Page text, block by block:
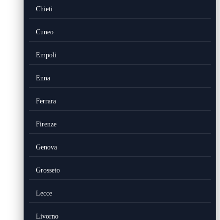
Chieti
Cuneo
Empoli
Enna
Ferrara
Firenze
Genova
Grosseto
Lecce
Livorno